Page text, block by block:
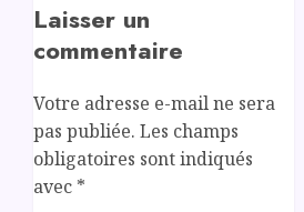
Laisser un
commentaire
Votre adresse e-mail ne sera
pas publiée. Les champs
obligatoires sont indiqués
avec *